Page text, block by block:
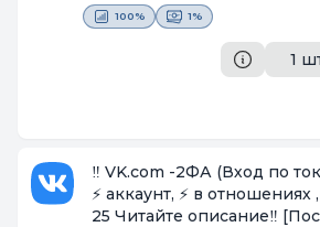
100% 1%
1
‼️ VK.com -2ФА (Вход по
⚡️ аккаунт, ⚡️ в отношениях
25 Читайте описание‼️